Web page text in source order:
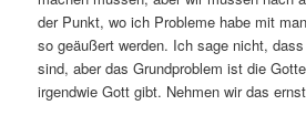
der Punkt, wo ich Probleme habe mit
so geäußert werden. Ich sage nicht,
sind, aber das Grundproblem ist die
irgendwie Gott gibt. Nehmen wir das